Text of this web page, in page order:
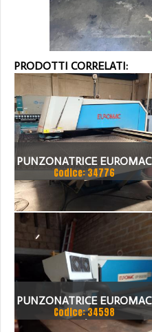
PRODOTTI CORRELATI:
PUNZONATRICE EUROMAC
Codice: 34776
PUNZONATRICE EUROMAC
XP 950/30 CNC
Codice: 34598